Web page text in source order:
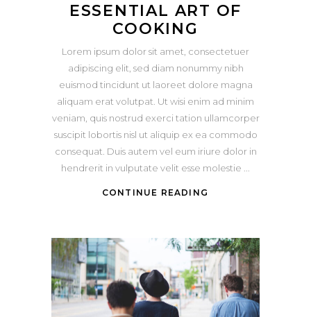
ESSENTIAL ART OF
COOKING
Lorem ipsum dolor sit amet, consectetuer
adipiscing elit, sed diam nonummy nibh
euismod tincidunt ut laoreet dolore magna
aliquam erat volutpat. Ut wisi enim ad minim
veniam, quis nostrud exerci tation ullamcorper
suscipit lobortis nisl ut aliquip ex ea commodo
consequat. Duis autem vel eum iriure dolor in
hendrerit in vulputate velit esse molestie
CONTINUE READING